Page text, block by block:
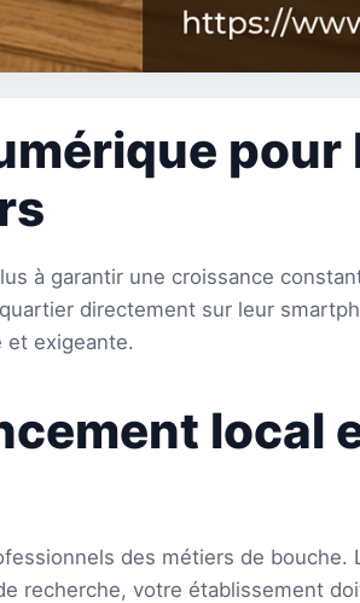
pour
à garantir une croissance
directement sur leur
et exigeante.
local
des métiers de bouche.
recherche, votre établissement